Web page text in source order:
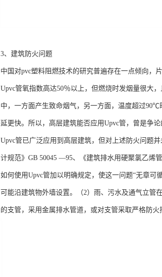
3、建筑防火问题
中国对pvc塑料阻燃技术的研究普遍存在一点倾向，
Upvc管氧指数高达50％以上，但燃烧时发烟量很大
中，一方面产生致命烟气，另一方面，温度超过
延更快。所以，高层建筑能否应用Upvc管，曾是争
Upvc管已广泛应用到高层建筑，但对上述防火问题
计规范》GB 50045 —95、《建筑排水用硬聚氯乙烯
如何使用Upvc管加以明确规定，使这一问题“无章
可能沿建筑物外墙设置。（2）雨、污水及通气立管
的支管，采用金属排水管道，或对支管采取严格防